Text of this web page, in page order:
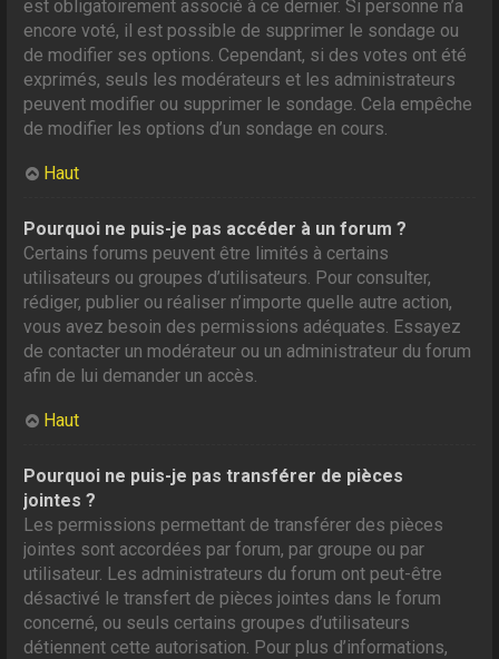
est obligatoirement associé à ce dernier. Si personne n’a
encore voté, il est possible de supprimer le sondage ou
de modifier ses options. Cependant, si des votes ont été
exprimés, seuls les modérateurs et les administrateurs
peuvent modifier ou supprimer le sondage. Cela empêche
de modifier les options d’un sondage en cours.
Haut
Pourquoi ne puis-je pas accéder à un forum ?
Certains forums peuvent être limités à certains
utilisateurs ou groupes d’utilisateurs. Pour consulter,
rédiger, publier ou réaliser n’importe quelle autre action,
vous avez besoin des permissions adéquates. Essayez
de contacter un modérateur ou un administrateur du forum
afin de lui demander un accès.
Haut
Pourquoi ne puis-je pas transférer de pièces
jointes ?
Les permissions permettant de transférer des pièces
jointes sont accordées par forum, par groupe ou par
utilisateur. Les administrateurs du forum ont peut-être
désactivé le transfert de pièces jointes dans le forum
concerné, ou seuls certains groupes d’utilisateurs
détiennent cette autorisation. Pour plus d’informations,